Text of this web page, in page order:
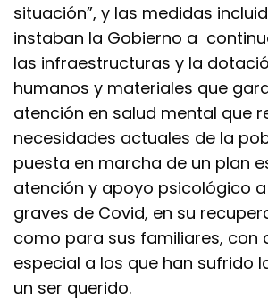
situación”, y las medidas
instaban la Gobierno a
las infraestructuras y la
humanos y materiales que
atención en salud mental que
necesidades actuales de la
puesta en marcha de un plan
atención y apoyo psicológico
graves de Covid, en su
como para sus familiares, con
especial a los que han sufrido
un ser querido.